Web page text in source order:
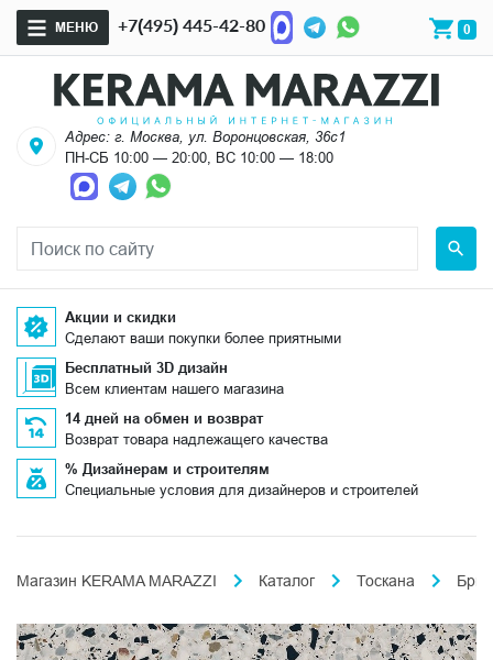
МЕНЮ +7(495) 445-42-80 0
Адрес: г. Москва, ул. Воронцовская, 36с1
ПН-СБ 10:00 — 20:00, ВС 10:00 — 18:00
Акции и скидки
Сделают ваши покупки более приятными
Бесплатный 3D дизайн
Всем клиентам нашего магазина
14 дней на обмен и возврат
Возврат товара надлежащего качества
% Дизайнерам и строителям
Специальные условия для дизайнеров и строителей
Магазин KERAMA MARAZZI Каталог Тоскана